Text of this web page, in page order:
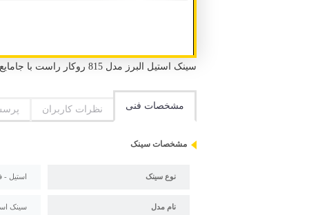
سینک استیل البرز مدل 815 روکار راست با جامایع استیل - فانتزی روکار 2 لگن 1 سینی طول 120 سانتیمتر عرض 60 سانتیمتر
مشخصات فنی نظرات کاربران
مشخصات سینک
نوع سینک استیل -
نام مدل سینک استیل البرز